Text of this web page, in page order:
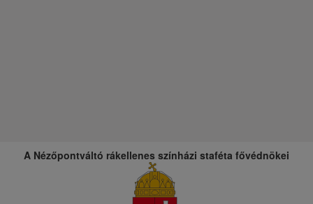
A Nézőpontváltó rákellenes színházi staféta fővédnökei